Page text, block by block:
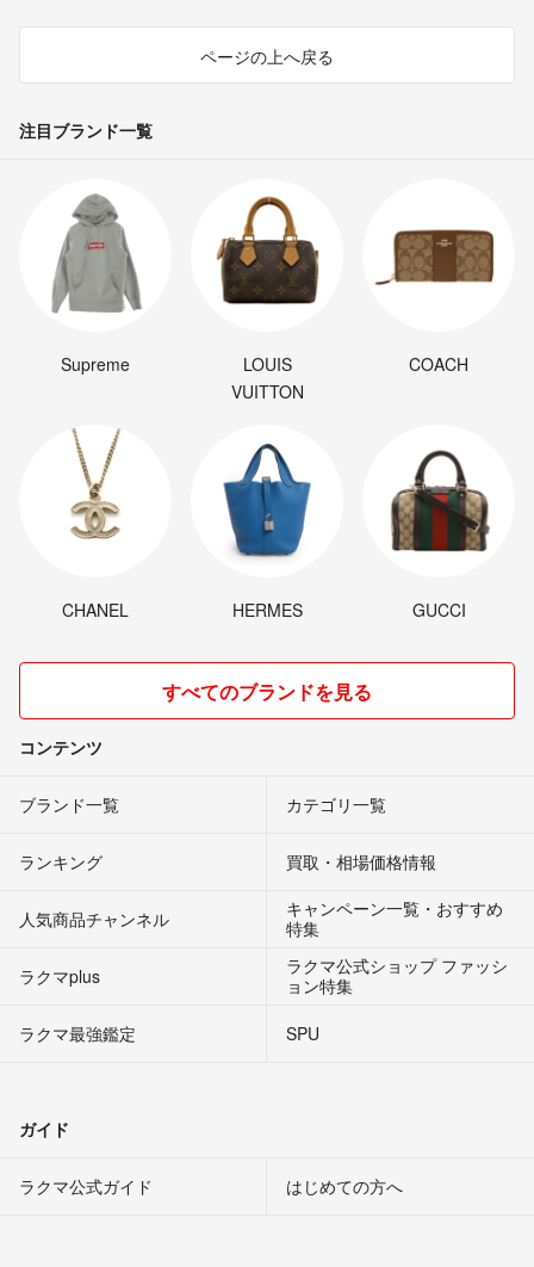
ページの上へ戻る
注目ブランド一覧
Supreme
LOUIS
VUITTON
COACH
CHANEL HERMES GUCCI
すべてのブランドを見る
コンテンツ
ブランド一覧 カテゴリ一覧
ランキング 買取・相場価格情報
人気商品チャンネル
キャンペーン一覧・おすすめ
特集
ラクマplus
ラクマ公式ショップ ファッシ
ョン特集
ラクマ最強鑑定
SPU
ガイド
ラクマ公式ガイド はじめての方へ